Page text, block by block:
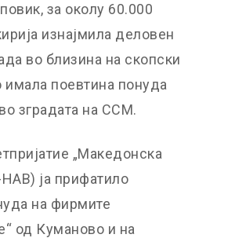
за околу 60.000
изнајмила деловен
во близина на скопски
имала поевтина понуда
зградата на ССМ.
„Македонска
НАВ) ја прифатило
на фирмите
од Куманово и на